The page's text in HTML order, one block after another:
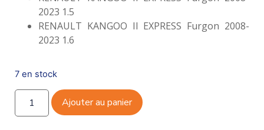
2023 1.5
RENAULT KANGOO II EXPRESS Furgon 2008-
2023 1.6
7 en stock
Ajouter au panier